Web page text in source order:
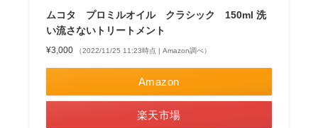
ムコタ プロミルオイル クラシック 150ml 洗
い流さないトリートメント
¥3,000 （2022/11/25 11:23時点 | Amazon調べ）
Amazon
楽天市場